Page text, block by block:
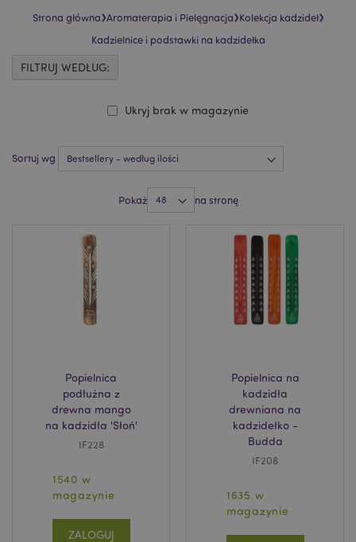
Strona główna›Aromaterapia i Pielęgnacja›Kolekcja kadzideł›
Kadzielnice i podstawki na kadzidełka
Sortuj wg
Pokaż na stronę
Popielnica
podłużna z
drewna mango
na kadzidła 'Słoń'
IF228
1540 w
magazynie
ZALOGUJ
Popielnica na
kadzidła
drewniana na
kadzidełko -
Budda
IF208
1635 w
magazynie
Ukryj brak w magazynie
FILTRUJ WEDŁUG: